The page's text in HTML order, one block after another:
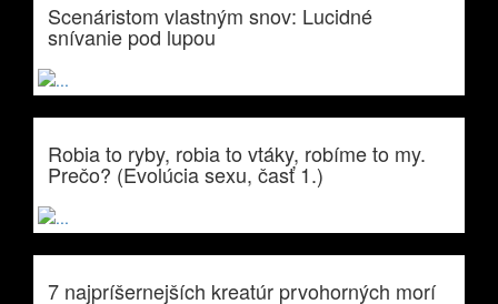
Scenáristom vlastným snov: Lucidné
snívanie pod lupou
Robia to ryby, robia to vtáky, robíme to my.
Prečo? (Evolúcia sexu, časť 1.)
7 najpríšernejších kreatúr prvohorných morí